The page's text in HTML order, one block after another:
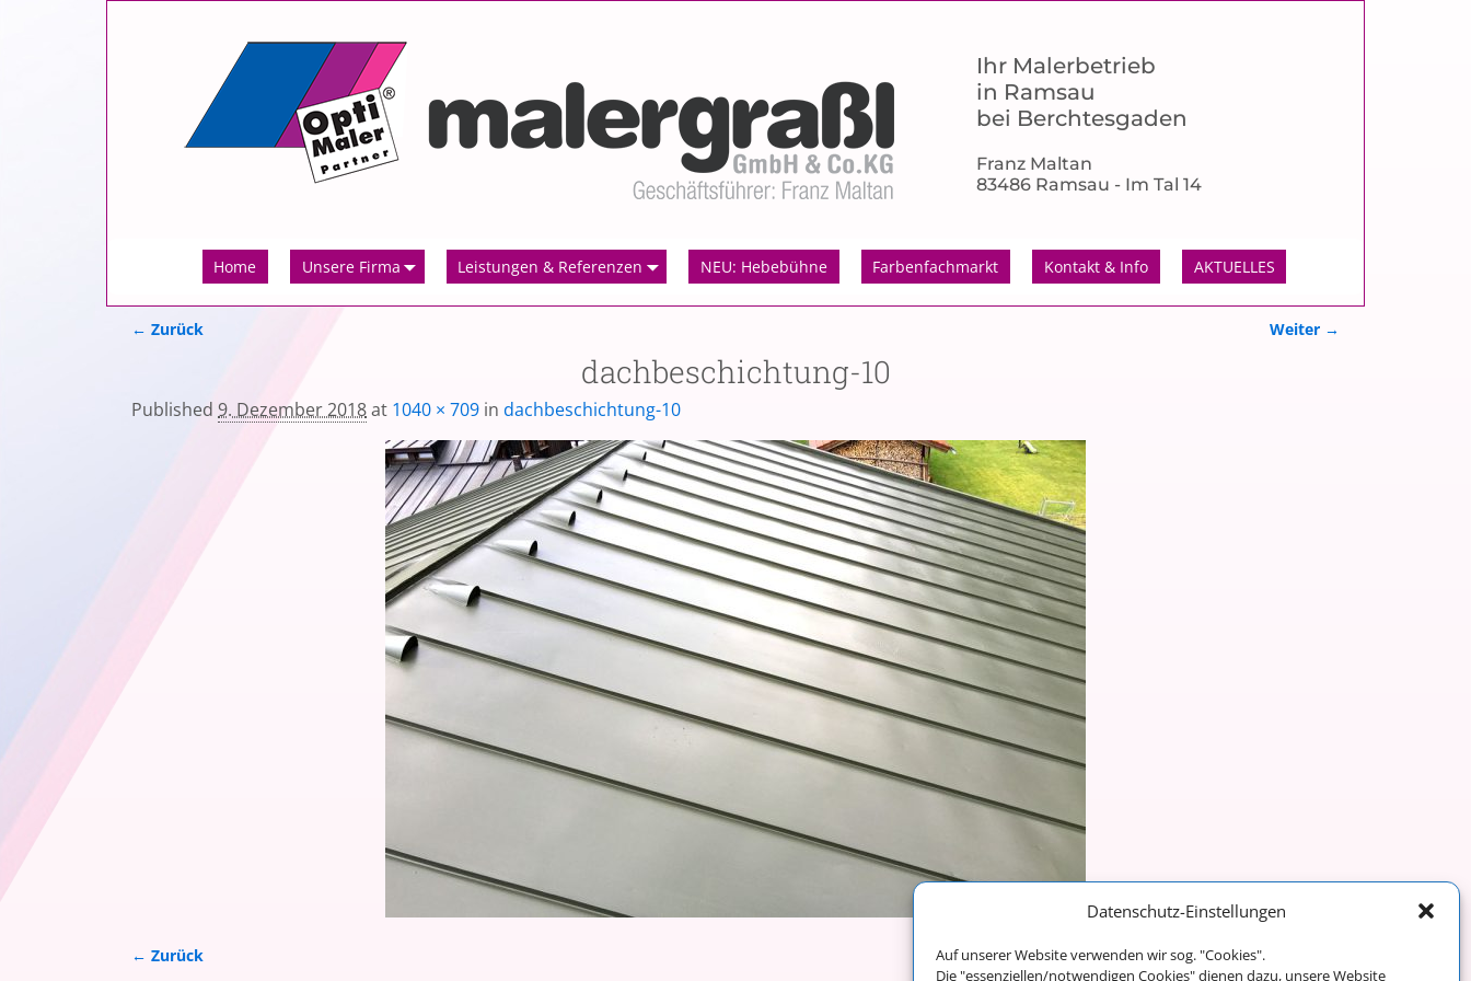
Datenschutz-Einstellungen
Auf unserer Website verwenden wir sog. "Cookies".
Die "essenziellen/notwendigen Cookies" dienen dazu, unsere Website
Ihr Malerbetrieb
in Ramsau
bei Berchtesgaden
Franz Maltan
83486 Ramsau - Im Tal 14
Home Unsere Firma Leistungen & Referenzen NEU: Hebebühne Farbenfachmarkt Kontakt & Info AKTUELLES
← Zurück Weiter →
dachbeschichtung-10
Published 9. Dezember 2018at 1040 × 709 in dachbeschichtung-10
← Zurück